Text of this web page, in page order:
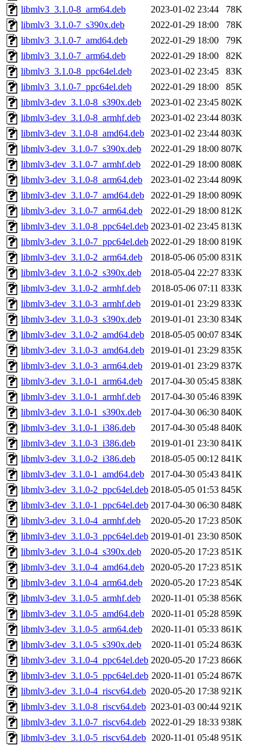
libmlv3_3.1.0-8_arm64.deb
2023-01-02 23:44
78K
libmlv3_3.1.0-7_s390x.deb
2022-01-29 18:00
78K
libmlv3_3.1.0-7_amd64.deb
2022-01-29 18:00
79K
libmlv3_3.1.0-7_arm64.deb
2022-01-29 18:00
82K
libmlv3_3.1.0-8_ppc64el.deb
2023-01-02 23:45
83K
libmlv3_3.1.0-7_ppc64el.deb
2022-01-29 18:00
85K
libmlv3-dev_3.1.0-8_s390x.deb
2023-01-02 23:45 802K
libmlv3-dev_3.1.0-8_armhf.deb
2023-01-02 23:44 803K
libmlv3-dev_3.1.0-8_amd64.deb
2023-01-02 23:44 803K
libmlv3-dev_3.1.0-7_s390x.deb
2022-01-29 18:00 807K
libmlv3-dev_3.1.0-7_armhf.deb
2022-01-29 18:00 808K
libmlv3-dev_3.1.0-8_arm64.deb
2023-01-02 23:44 809K
libmlv3-dev_3.1.0-7_amd64.deb
2022-01-29 18:00 809K
libmlv3-dev_3.1.0-7_arm64.deb
2022-01-29 18:00 812K
libmlv3-dev_3.1.0-8_ppc64el.deb 2023-01-02 23:45 813K
libmlv3-dev_3.1.0-7_ppc64el.deb 2022-01-29 18:00 819K
libmlv3-dev_3.1.0-2_arm64.deb
2018-05-06 05:00 831K
libmlv3-dev_3.1.0-2_s390x.deb
2018-05-04 22:27 833K
libmlv3-dev_3.1.0-2_armhf.deb
2018-05-06 07:11 833K
libmlv3-dev_3.1.0-3_armhf.deb
2019-01-01 23:29 833K
libmlv3-dev_3.1.0-3_s390x.deb
2019-01-01 23:30 834K
libmlv3-dev_3.1.0-2_amd64.deb
2018-05-05 00:07 834K
libmlv3-dev_3.1.0-3_amd64.deb
2019-01-01 23:29 835K
libmlv3-dev_3.1.0-3_arm64.deb
2019-01-01 23:29 837K
libmlv3-dev_3.1.0-1_arm64.deb
2017-04-30 05:45 838K
libmlv3-dev_3.1.0-1_armhf.deb
2017-04-30 05:46 839K
libmlv3-dev_3.1.0-1_s390x.deb
2017-04-30 06:30 840K
libmlv3-dev_3.1.0-1_i386.deb
2017-04-30 05:48 840K
libmlv3-dev_3.1.0-3_i386.deb
2019-01-01 23:30 841K
libmlv3-dev_3.1.0-2_i386.deb
2018-05-05 00:12 841K
libmlv3-dev_3.1.0-1_amd64.deb
2017-04-30 05:43 841K
libmlv3-dev_3.1.0-2_ppc64el.deb 2018-05-05 01:53 845K
libmlv3-dev_3.1.0-1_ppc64el.deb 2017-04-30 06:30 848K
libmlv3-dev_3.1.0-4_armhf.deb
2020-05-20 17:23 850K
libmlv3-dev_3.1.0-3_ppc64el.deb 2019-01-01 23:30 850K
libmlv3-dev_3.1.0-4_s390x.deb
2020-05-20 17:23 851K
libmlv3-dev_3.1.0-4_amd64.deb
2020-05-20 17:23 851K
libmlv3-dev_3.1.0-4_arm64.deb
2020-05-20 17:23 854K
libmlv3-dev_3.1.0-5_armhf.deb
2020-11-01 05:38 856K
libmlv3-dev_3.1.0-5_amd64.deb
2020-11-01 05:28 859K
libmlv3-dev_3.1.0-5_arm64.deb
2020-11-01 05:33 861K
libmlv3-dev_3.1.0-5_s390x.deb
2020-11-01 05:24 863K
libmlv3-dev_3.1.0-4_ppc64el.deb 2020-05-20 17:23 866K
libmlv3-dev_3.1.0-5_ppc64el.deb 2020-11-01 05:24 867K
libmlv3-dev_3.1.0-4_riscv64.deb 2020-05-20 17:38 921K
libmlv3-dev_3.1.0-8_riscv64.deb 2023-01-03 00:44 921K
libmlv3-dev_3.1.0-7_riscv64.deb 2022-01-29 18:33 938K
libmlv3-dev_3.1.0-5_riscv64.deb 2020-11-01 05:48 951K